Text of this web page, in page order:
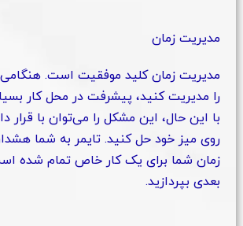
مدیریت زمان
مدیریت زمان کلید موفقیت است. هنگامی
را مدیریت کنید، پیشرفت در محل کار
با این حال، این مشکل را می‌توان با قرار
روی میز خود حل کنید. تایمر به شما
زمان شما برای یک کار خاص تمام شده
بعدی بپردازید.